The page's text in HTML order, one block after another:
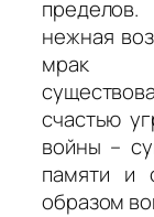
нежная
мрак
счастью
войны –
памяти и
образом